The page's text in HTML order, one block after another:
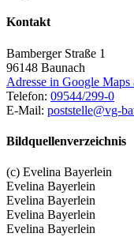
Kontakt
Bamberger Straße 1
96148 Baunach
Adresse in Google Maps
Telefon: 09544/299-0
E-Mail: poststelle@vg-
Bildquellenverzeichnis
(c) Evelina Bayerlein
Evelina Bayerlein
Evelina Bayerlein
Evelina Bayerlein
Evelina Bayerlein